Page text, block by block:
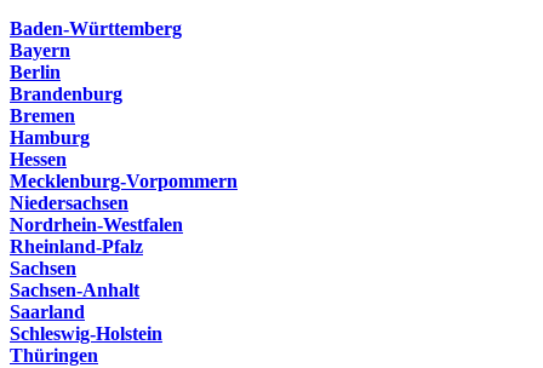
Baden-Württemberg
Bayern
Berlin
Brandenburg
Bremen
Hamburg
Hessen
Mecklenburg-Vorpommern
Niedersachsen
Nordrhein-Westfalen
Rheinland-Pfalz
Sachsen
Sachsen-Anhalt
Saarland
Schleswig-Holstein
Thüringen